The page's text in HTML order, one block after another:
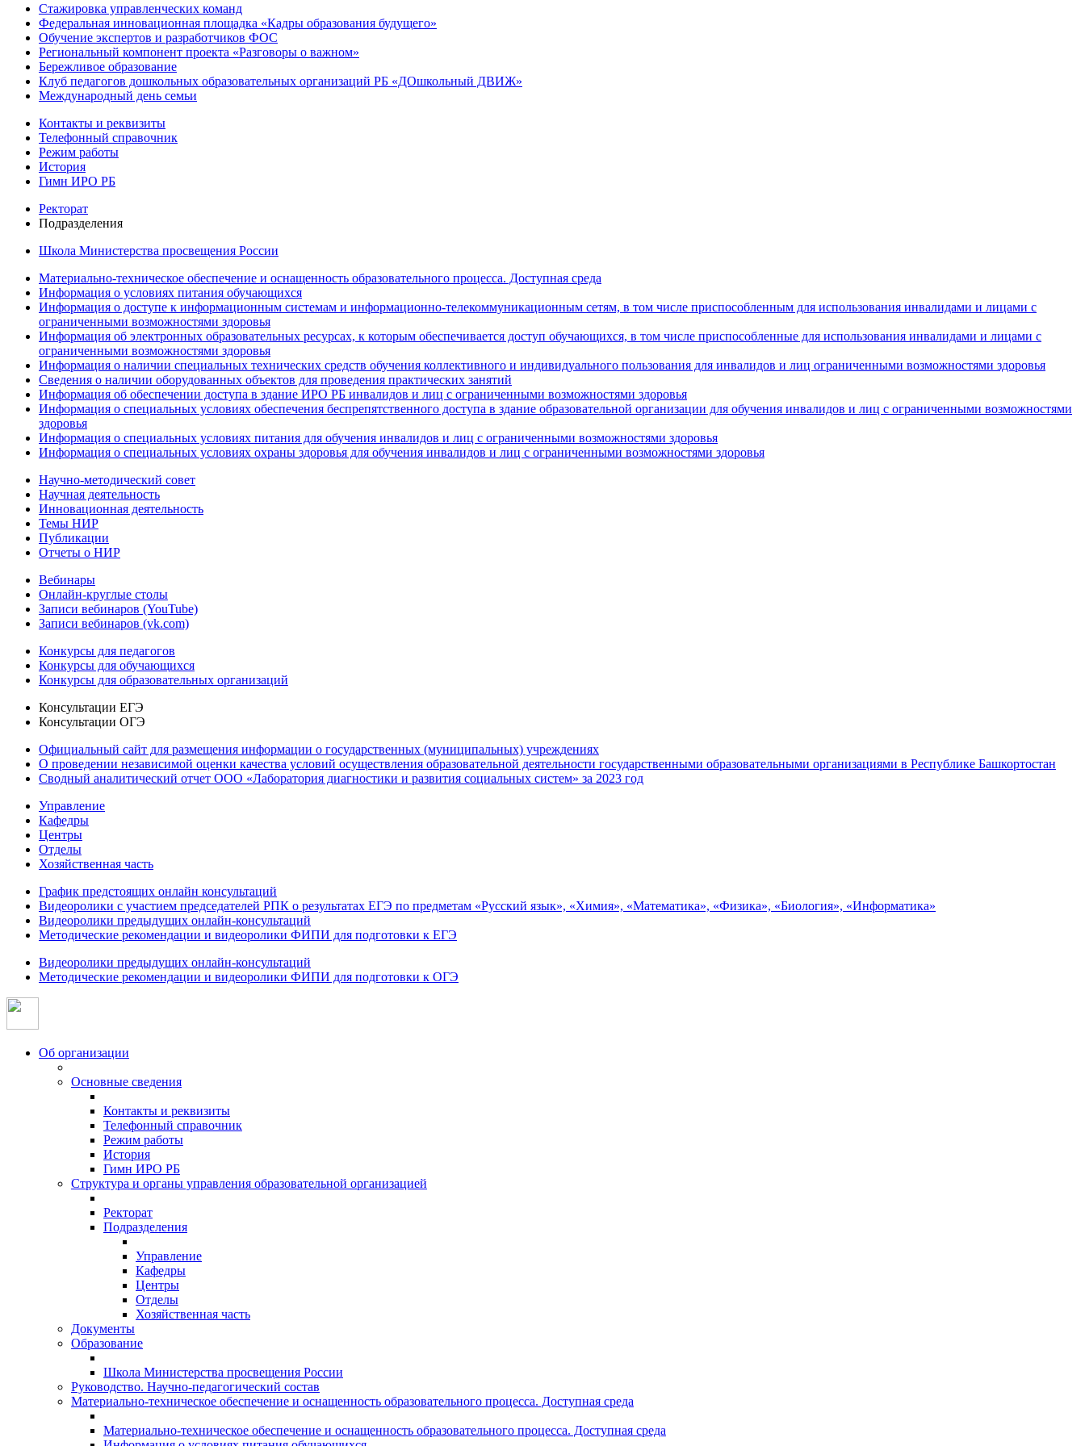
Стажировка управленческих команд
Федеральная инновационная площадка «Кадры образования будущего»
Обучение экспертов и разработчиков ФОС
Региональный компонент проекта «Разговоры о важном»
Бережливое образование
Клуб педагогов дошкольных образовательных организаций РБ «ДОшкольный ДВИЖ»
Международный день семьи
Контакты и реквизиты
Телефонный справочник
Режим работы
История
Гимн ИРО РБ
Ректорат
Подразделения
Школа Министерства просвещения России
Материально-техническое обеспечение и оснащенность образовательного процесса. Доступная среда
Информация о условиях питания обучающихся
Информация о доступе к информационным системам и информационно-телекоммуникационным сетям, в том числе приспособленным для использования инвалидами и лицами с
ограниченными возможностями здоровья
Информация об электронных образовательных ресурсах, к которым обеспечивается доступ обучающихся, в том числе приспособленные для использования инвалидами и лицами с
ограниченными возможностями здоровья
Информация о наличии специальных технических средств обучения коллективного и индивидуального пользования для инвалидов и лиц ограниченными возможностями здоровья
Сведения о наличии оборудованных объектов для проведения практических занятий
Информация об обеспечении доступа в здание ИРО РБ инвалидов и лиц с ограниченными возможностями здоровья
Информация о специальных условиях обеспечения беспрепятственного доступа в здание образовательной организации для обучения инвалидов и лиц с ограниченными возможностями
здоровья
Информация о специальных условиях питания для обучения инвалидов и лиц с ограниченными возможностями здоровья
Информация о специальных условиях охраны здоровья для обучения инвалидов и лиц с ограниченными возможностями здоровья
Научно-методический совет
Научная деятельность
Инновационная деятельность
Темы НИР
Публикации
Отчеты о НИР
Вебинары
Онлайн-круглые столы
Записи вебинаров (YouTube)
Записи вебинаров (vk.com)
Конкурсы для педагогов
Конкурсы для обучающихся
Конкурсы для образовательных организаций
Консультации ЕГЭ
Консультации ОГЭ
Официальный сайт для размещения информации о государственных (муниципальных) учреждениях
О проведении независимой оценки качества условий осуществления образовательной деятельности государственными образовательными организациями в Республике Башкортостан
Сводный аналитический отчет ООО «Лаборатория диагностики и развития социальных систем» за 2023 год
Управление
Кафедры
Центры
Отделы
Хозяйственная часть
График предстоящих онлайн консультаций
Видеоролики с участием председателей РПК о результатах ЕГЭ по предметам «Русский язык», «Химия», «Математика», «Физика», «Биология», «Информатика»
Видеоролики предыдущих онлайн-консультаций
Методические рекомендации и видеоролики ФИПИ для подготовки к ЕГЭ
Видеоролики предыдущих онлайн-консультаций
Методические рекомендации и видеоролики ФИПИ для подготовки к ОГЭ
Об организации
Основные сведения
Контакты и реквизиты
Телефонный справочник
Режим работы
История
Гимн ИРО РБ
Структура и органы управления образовательной организацией
Ректорат
Подразделения
Управление
Кафедры
Центры
Отделы
Хозяйственная часть
Документы
Образование
Школа Министерства просвещения России
Руководство. Научно-педагогический состав
Материально-техническое обеспечение и оснащенность образовательного процесса. Доступная среда
Материально-техническое обеспечение и оснащенность образовательного процесса. Доступная среда